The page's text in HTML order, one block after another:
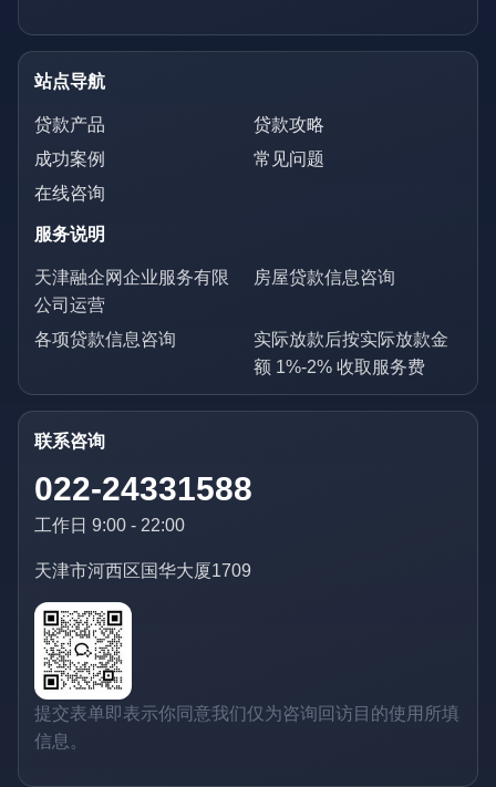
站点导航
贷款产品
贷款攻略
成功案例
常见问题
在线咨询
服务说明
天津融企网企业服务有限
公司运营
房屋贷款信息咨询
各项贷款信息咨询
实际放款后按实际放款金
额 1%-2% 收取服务费
联系咨询
022-24331588
工作日 9:00 - 22:00
天津市河西区国华大厦1709
提交表单即表示你同意我们仅为咨询回访目的使用所填
信息。